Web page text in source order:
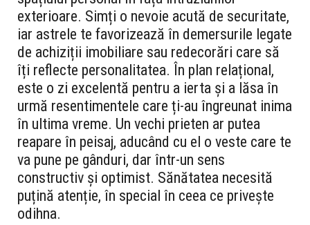
exterioare. Simți o nevoie acută de securitate,
iar astrele te favorizează în demersurile legate
de achiziții imobiliare sau redecorări care să
îți reflecte personalitatea. În plan relațional,
este o zi excelentă pentru a ierta și a lăsa în
urmă resentimentele care ți-au îngreunat inima
în ultima vreme. Un vechi prieten ar putea
reapare în peisaj, aducând cu el o veste care te
va pune pe gânduri, dar într-un sens
constructiv și optimist. Sănătatea necesită
puțină atenție, în special în ceea ce privește
odihna.